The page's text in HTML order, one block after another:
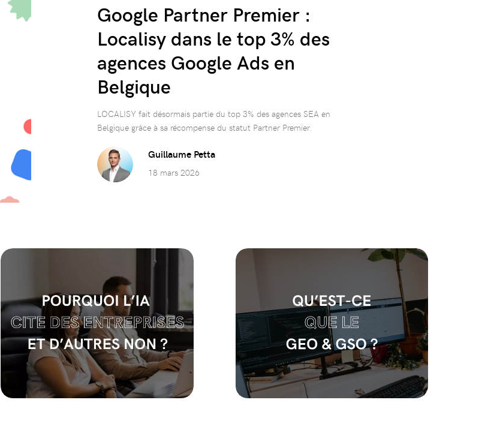
Google Partner Premier :
Localisy dans le top 3% des
agences Google Ads en
Belgique
LOCALISY fait désormais partie du top 3% des agences SEA en
Belgique grâce à sa récompense du statut Partner Premier.
Guillaume Petta
18 mars 2026